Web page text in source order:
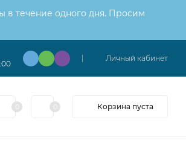
в течение одного дня. Просим
Личный кабинет
Корзина пуста